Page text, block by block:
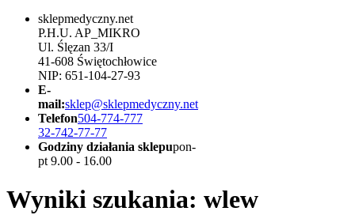
sklepmedyczny.net
P.H.U. AP_MIKRO
Ul. Ślęzan 33/I
41-608 Świętochłowice
NIP: 651-104-27-93
E-
mail:sklep@sklepmedyczny.net
Telefon504-774-777
32-742-77-77
Godziny działania sklepupon-
pt 9.00 - 16.00
Wyniki szukania: wlew